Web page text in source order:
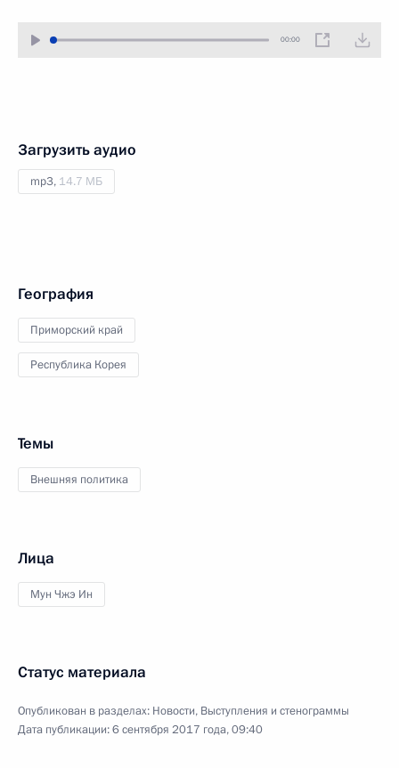
00:00
Загрузить аудио
mp3, 14.7 МБ
География
Приморский край
Республика Корея
Темы
Внешняя политика
Лица
Мун Чжэ Ин
Статус материала
Опубликован в разделах: Новости, Выступления и стенограммы
Дата публикации:6 сентября 2017 года, 09:40